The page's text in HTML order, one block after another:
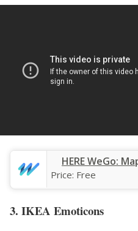
HERE WeGo:
Price: Free
3. IKEA Emoticons